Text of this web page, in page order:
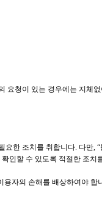
요청이 있는 경우에는 지체
한 조치를 취합니다. 다만, “
인할 수 있도록 적절한 조치
자의 손해를 배상하여야 합